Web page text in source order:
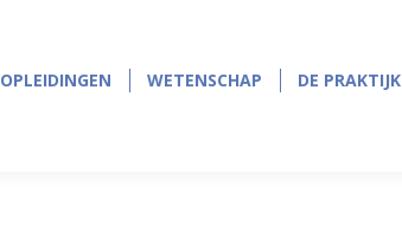
OPLEIDINGEN WETENSCHAP DE PRAKTIJK
OPLEIDINGEN WETENSCHAP DE PRAKTIJK